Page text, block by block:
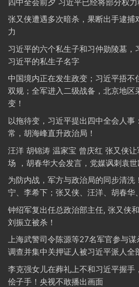
张又侠遭遇多次暗杀，果断出手逮捕
力
习近平的六个私生子和习仲勋陵墓，
习近平的私生子名字
中国境内正在发生政变；习近平捂不
双规；全军进入二级战备，北京地区
变！
以拖待变，习近平提出四中全会人事
常，胡海峰直升政治局！
汪洋 胡锦涛 温家宝 曾庆红 张又侠
场 ，胡春华大会发言，党媒讽刺袁
为防内战，军方与政治局的同步清洗
宁、李希下；张又侠、汪洋、胡春华
钟绍军复出任总政治部主任, 张又侠
刘振立被杀！
上海武警司令陈源等27名军官参与
调查并集中关押证人被习近平派人全
李克强女儿在葬礼上不和习近平握手
侩子手！央视不敢播出画面